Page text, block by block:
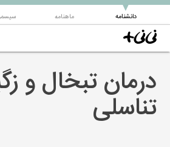
دانشنامه
▼ ماهنامه
درمان تبخال و
تناسلی